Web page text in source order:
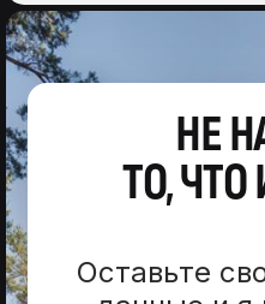
НЕ
ТО,
Оставьте